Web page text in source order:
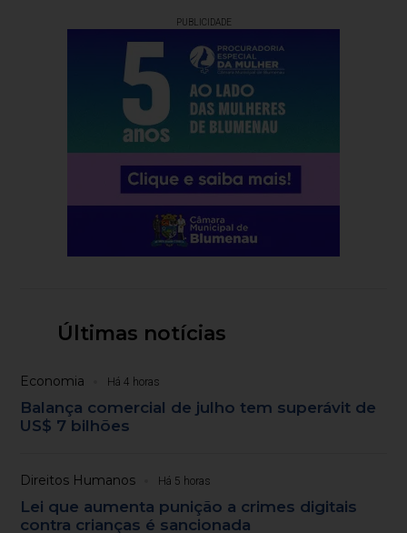
PUBLICIDADE
Últimas notícias
Economia Há 4 horas
Balança comercial de julho tem superávit de
US$ 7 bilhões
Direitos Humanos Há 5 horas
Lei que aumenta punição a crimes digitais
contra crianças é sancionada